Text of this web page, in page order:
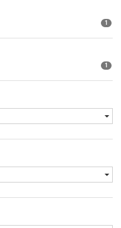
1
1